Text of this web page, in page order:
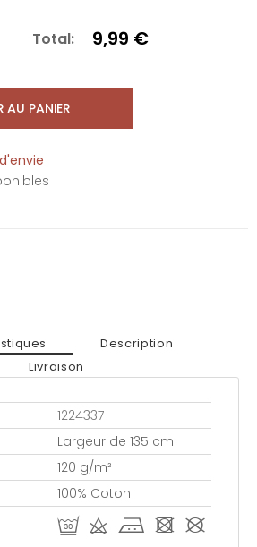
Total: 9,99 €
AU PANIER
Description
Livraison
1224337
Largeur de 135 cm
120 g/m²
100% Coton
R d j - #